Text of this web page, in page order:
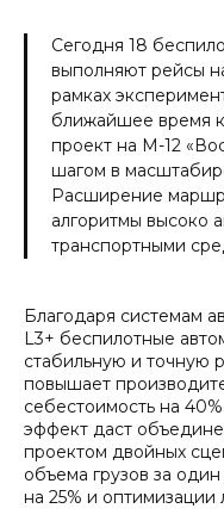
Сегодня 18
выполняют рейсы
рамках
ближайшее время
проект на М-12
шагом в
Расширение
алгоритмы высоко
транспортными
Благодаря системам
L3+ беспилотные
стабильную и точную
повышает
себестоимость на
эффект даст
проектом двойных
объема грузов за
на 25% и оптимизации